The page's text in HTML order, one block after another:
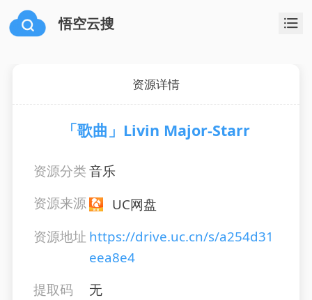
悟空云搜
资源详情
「歌曲」Livin Major-Starr
资源分类音乐
资源来源
UC网盘
资源地址 https://drive.uc.cn/s/a254d31
eea8e4
提取码
无